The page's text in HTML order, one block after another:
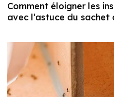
Comment éloigner les
avec l’astuce du sachet